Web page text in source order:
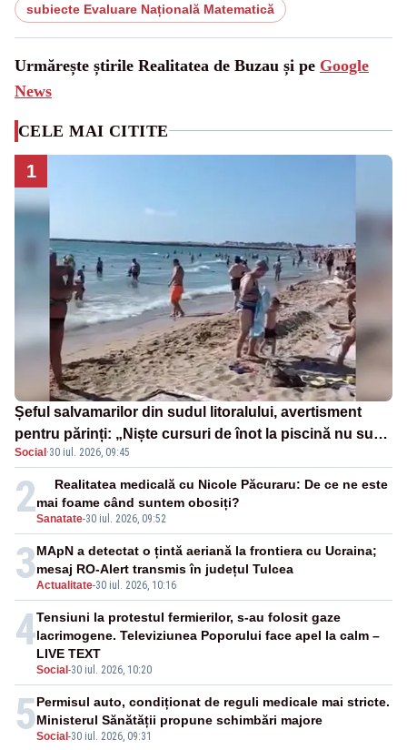
subiecte Evaluare Națională Matematică
Urmărește știrile Realitatea de Buzau și pe Google
News
CELE MAI CITITE
1
Șeful salvamarilor din sudul litoralului, avertisment
pentru părinți: „Niște cursuri de înot la piscină nu sunt
suficiente”
Social·30 iul. 2026, 09:45
2Sanatate-30 iul. 2026, 09:52
Realitatea medicală cu Nicole Păcuraru: De ce ne este
mai foame când suntem obosiți?
3Actualitate-30 iul. 2026, 10:16
MApN a detectat o țintă aeriană la frontiera cu Ucraina;
mesaj RO-Alert transmis în județul Tulcea
4
Social-30 iul. 2026, 10:20
Tensiuni la protestul fermierilor, s-au folosit gaze
lacrimogene. Televiziunea Poporului face apel la calm –
LIVE TEXT
5Social-30 iul. 2026, 09:31
Permisul auto, condiționat de reguli medicale mai stricte.
Ministerul Sănătății propune schimbări majore